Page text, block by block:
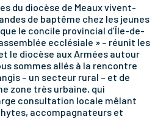
du diocèse de Meaux vivent-
de baptême chez les jeunes
le concile provincial d’Île-de-
ecclésiale » – réunit les
le diocèse aux Armées autour
sommes allés à la rencontre
– un secteur rural – et de
zone très urbaine, qui
consultation locale mêlant
accompagnateurs et